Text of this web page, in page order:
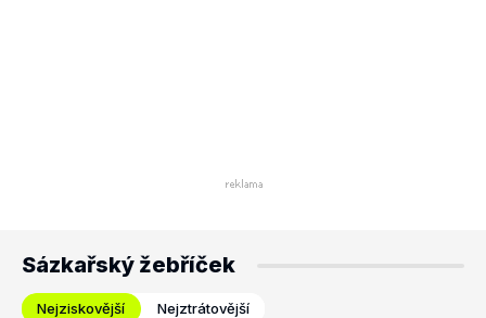
Sázkařský žebříček
Nejziskovější Nejztrátovější